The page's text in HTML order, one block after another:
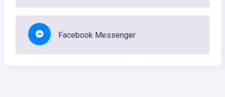
Facebook Messenger